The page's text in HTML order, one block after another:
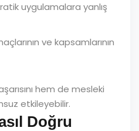
uygulamalara yanlış
ve kapsamlarının
hem de mesleki
etkileyebilir.
Doğru